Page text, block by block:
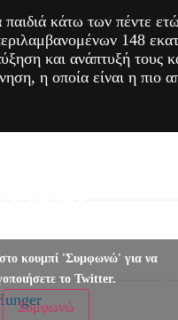
κάτω των πέντε
148
και ανάπτυξή τους
η οποία είναι η πιο
is needed
.
κουμπί 'Συμφωνώ' για να
το Twitter.
Συμφωνώ